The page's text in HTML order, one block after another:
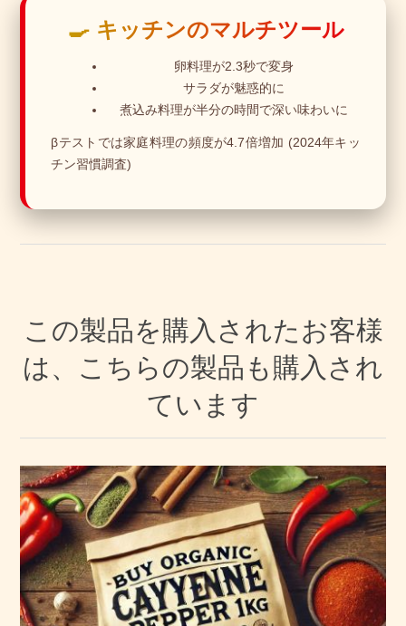
🍳 キッチンのマルチツール
卵料理が2.3秒で変身
サラダが魅惑的に
煮込み料理が半分の時間で深い味わいに
βテストでは家庭料理の頻度が4.7倍増加 (2024年キッ
チン習慣調査)
この製品を購入されたお客様
は、こちらの製品も購入され
ています